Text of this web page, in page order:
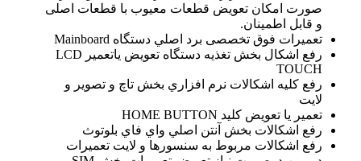
صورت امكان تعويض قطعات معيوب با قطعات اصلی
و قابل اطمينان.
تعمیرات فوق تخصصی برد اصلي دستگاه Mainboard
رفع اشكال بخش تغذيه دستگاه تعويض ياتعمير LCD
TOUCH
رفع كليه اشكالات نرم افزاري بخش تاچ و تصوير و
لايت
تعمير يا تعويض كليد HOME BUTTON
رفع اشكالات بخش آنتن اصلي واي فاي بلوتوث
رفع اشكالات مربوط به سنسورها و لايت تعمیرات